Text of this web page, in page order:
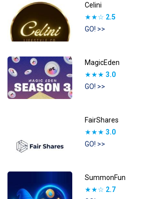
Celini
★★☆ 2.5
GO! >>
MagicEden
★★★ 3.0
GO! >>
FairShares
★★★ 3.0
GO! >>
SummonFun
★★☆ 2.7